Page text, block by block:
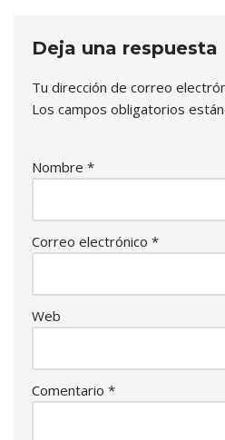
Deja una respuesta
Tu dirección de correo
Los campos obligatorios
Nombre *
Correo electrónico *
Web
Comentario *